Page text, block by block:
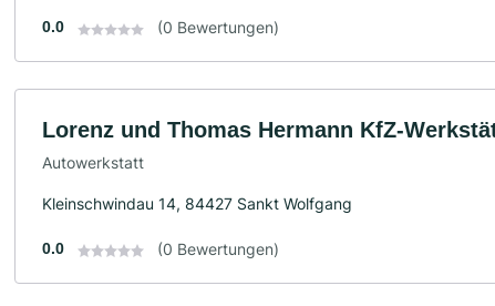
0.0 (0 Bewertungen)
Lorenz und Thomas Hermann KfZ-
Autowerkstatt
Kleinschwindau 14, 84427 Sankt Wolfgang
0.0 (0 Bewertungen)